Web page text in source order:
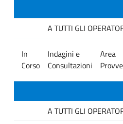
A TUTTI GLI
In
Corso
Indagini e
Consultazioni
Area
A TUTTI GLI